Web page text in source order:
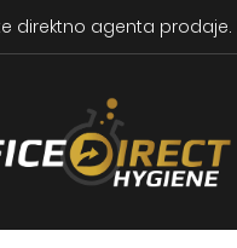
direktno agenta prodaje.